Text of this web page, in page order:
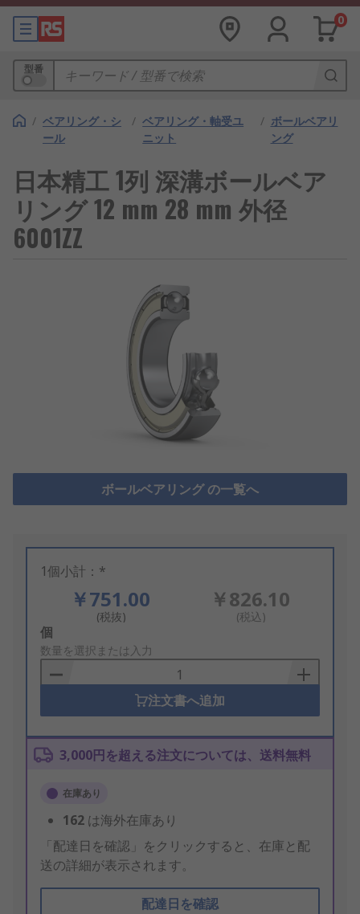
0
型番
/ ベアリング・シ
ール
/ ベアリング・軸受ユ
ニット
/ ボールベアリ
ング
日本精工 1列 深溝ボールベア
リング 12 mm 28 mm 外径
6001ZZ
ボールベアリング の一覧へ
1個小計：*
￥751.00
(税抜)
￥826.10
(税込)
Add
to
Basket
個
数量を選択または入力
注文書へ追加
3,000円を超える注文については、送料無料
在庫あり
162 は海外在庫あり
「配達日を確認」をクリックすると、在庫と配
送の詳細が表示されます。
配達日を確認